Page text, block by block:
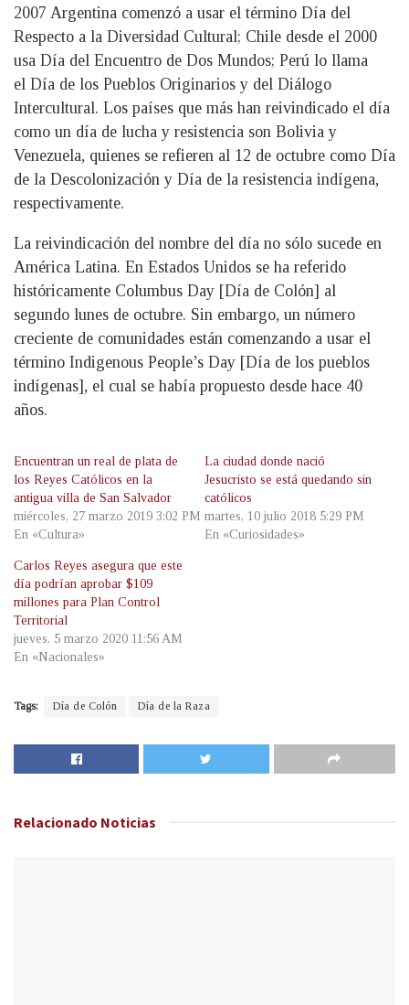
2007 Argentina comenzó a usar el término Día del
Respecto a la Diversidad Cultural; Chile desde el 2000
usa Día del Encuentro de Dos Mundos; Perú lo llama
el Día de los Pueblos Originarios y del Diálogo
Intercultural. Los países que más han reivindicado el día
como un día de lucha y resistencia son Bolivia y
Venezuela, quienes se refieren al 12 de octubre como Día
de la Descolonización y Día de la resistencia indígena,
respectivamente.
La reivindicación del nombre del día no sólo sucede en
América Latina. En Estados Unidos se ha referido
históricamente Columbus Day [Día de Colón] al
segundo lunes de octubre. Sin embargo, un número
creciente de comunidades están comenzando a usar el
término Indigenous People’s Day [Día de los pueblos
indígenas], el cual se había propuesto desde hace 40
años.
Encuentran un real de plata de
los Reyes Católicos en la
antigua villa de San Salvador
miércoles, 27 marzo 2019 3:02 PM
En «Cultura»
La ciudad donde nació
Jesucristo se está quedando sin
católicos
martes, 10 julio 2018 5:29 PM
En «Curiosidades»
Carlos Reyes asegura que este
día podrían aprobar $109
millones para Plan Control
Territorial
jueves, 5 marzo 2020 11:56 AM
En «Nacionales»
Tags: Día de Colón Día de la Raza
Relacionado Noticias